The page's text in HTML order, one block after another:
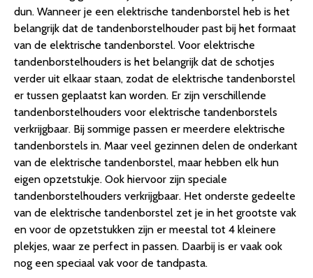
dun. Wanneer je een elektrische tandenborstel heb is het
belangrijk dat de tandenborstelhouder past bij het formaat
van de elektrische tandenborstel. Voor elektrische
tandenborstelhouders is het belangrijk dat de schotjes
verder uit elkaar staan, zodat de elektrische tandenborstel
er tussen geplaatst kan worden. Er zijn verschillende
tandenborstelhouders voor elektrische tandenborstels
verkrijgbaar. Bij sommige passen er meerdere elektrische
tandenborstels in. Maar veel gezinnen delen de onderkant
van de elektrische tandenborstel, maar hebben elk hun
eigen opzetstukje. Ook hiervoor zijn speciale
tandenborstelhouders verkrijgbaar. Het onderste gedeelte
van de elektrische tandenborstel zet je in het grootste vak
en voor de opzetstukken zijn er meestal tot 4 kleinere
plekjes, waar ze perfect in passen. Daarbij is er vaak ook
nog een speciaal vak voor de tandpasta.